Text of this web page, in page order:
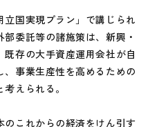
国実現プラン」で講じられ
委託等の諸施策は、新興・
存の大手資産運用会社が自
、事業生産性を高めるための
えられる。
これからの経済をけん引す